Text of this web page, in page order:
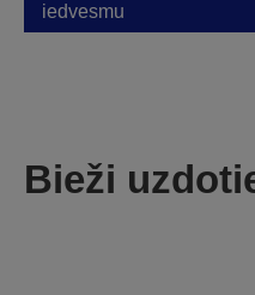
iedvesmu
Bieži